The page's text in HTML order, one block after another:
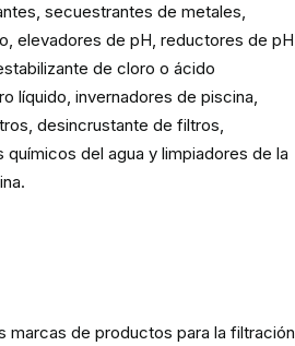
secuestrantes de metales,
elevadores de pH, reductores de
de cloro o ácido
líquido, invernadores de piscina,
desincrustante de filtros,
del agua y limpiadores de la
marcas de productos para la filtración